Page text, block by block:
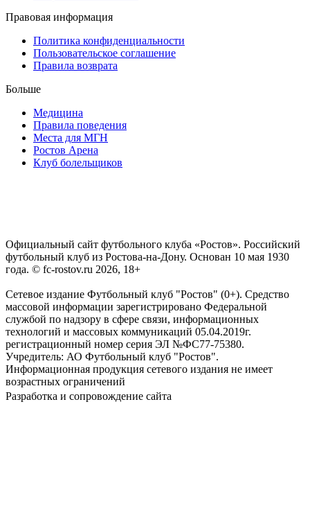
Правовая информация
Политика конфиденциальности
Пользовательское соглашение
Правила возврата
Больше
Медицина
Правила поведения
Места для МГН
Ростов Арена
Клуб болельщиков
Официальный сайт футбольного клуба «Ростов». Российский
футбольный клуб из Ростова-на-Дону. Основан 10 мая 1930
года. © fc-rostov.ru 2026, 18+
Сетевое издание Футбольный клуб "Ростов" (0+). Средство
массовой информации зарегистрировано Федеральной
службой по надзору в сфере связи, информационных
технологий и массовых коммуникаций 05.04.2019г.
регистрационный номер серия ЭЛ №ФС77-75380.
Учредитель: АО Футбольный клуб "Ростов".
Информационная продукция сетевого издания не имеет
возрастных ограничений
Разработка и сопровождение сайта